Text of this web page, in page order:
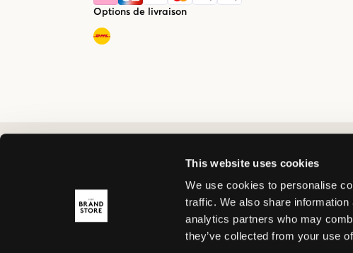
This website uses cookies
We use cookies to personalise
traffic. We also share
analytics partners who may
they’ve collected from your use
Options de livraison